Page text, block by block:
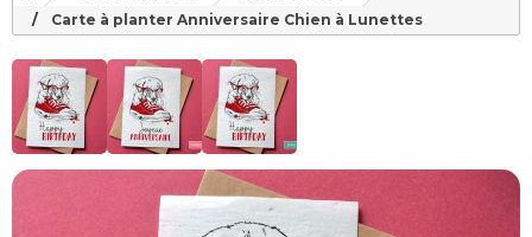
Carte à planter Anniversaire Chien à Lunettes